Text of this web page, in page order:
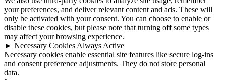
your preferences, and deliver relevant content and ads. These will
only be activated with your consent. You can choose to enable or
disable these cookies, but please note that turning off some types
may affect your browsing experience.
► Necessary Cookies Always Active
Necessary cookies enable essential site features like secure log-ins
and consent preference adjustments. They do not store personal
data.